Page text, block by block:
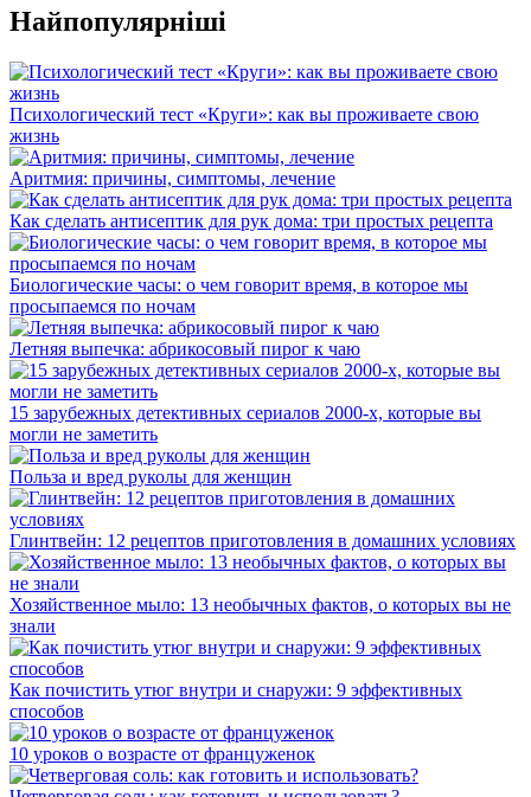
Найпопулярніші
Психологический тест «Круги»: как вы проживаете свою
жизнь
Аритмия: причины, симптомы, лечение
Как сделать антисептик для рук дома: три простых рецепта
Биологические часы: о чем говорит время, в которое мы
просыпаемся по ночам
Летняя выпечка: абрикосовый пирог к чаю
15 зарубежных детективных сериалов 2000-х, которые вы
могли не заметить
Польза и вред руколы для женщин
Глинтвейн: 12 рецептов приготовления в домашних условиях
Хозяйственное мыло: 13 необычных фактов, о которых вы не
знали
Как почистить утюг внутри и снаружи: 9 эффективных
способов
10 уроков о возрасте от француженок